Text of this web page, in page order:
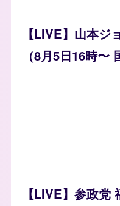
【LIVE】山本ジ
（8月5日16時〜
【LIVE】参政